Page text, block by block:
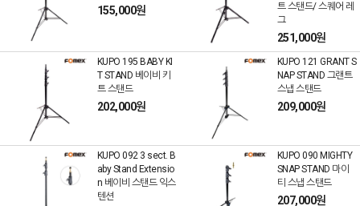
155,000원
트 스탠드/ 스퀘어 레
그
251,000원
KUPO 195 BABY KI
T STAND 베이비 키
트 스탠드
202,000원
KUPO 121 GRANT S
NAP STAND 그랜트
스냅 스탠드
209,000원
KUPO 092 3 sect. B
aby Stand Extensio
n 베이비 스탠드 익스
텐션
KUPO 090 MIGHTY
SNAP STAND 마이
티 스냅 스탠드
207,000원